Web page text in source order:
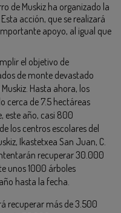
de Muskiz ha organizado la
acción, que se realizará
apoyo, al igual que
el objetivo de
de monte devastado
Hasta ahora, los
cerca de 7.5 hectáreas
este año, casi 800
los centros escolares del
Ikastetxea San Juan, C.
recuperar 30.000
unos 1000 árboles
hasta la fecha.
recuperar más de 3.500